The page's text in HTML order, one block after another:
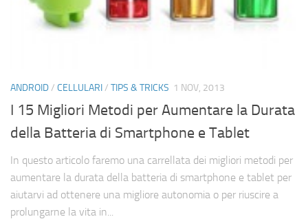
ANDROID/ CELLULARI/ TIPS & TRICKS 1 NOV, 2013
I 15 Migliori Metodi per Aumentare la Durata
della Batteria di Smartphone e Tablet
In questo articolo faremo una carrellata dei migliori metodi per
aumentare la durata della batteria di smartphone e tablet per
aiutarvi ad ottenere una migliore autonomia o per riuscire a
prolungarne la vita in...